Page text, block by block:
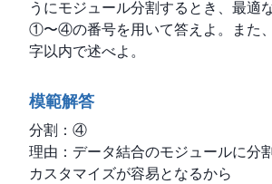
うにモジュール分割するとき、最適
①〜④の番号を用いて答えよ。また
字以内で述べよ。
模範解答
分割：④
理由：データ結合のモジュールに分
カスタマイズが容易となるから